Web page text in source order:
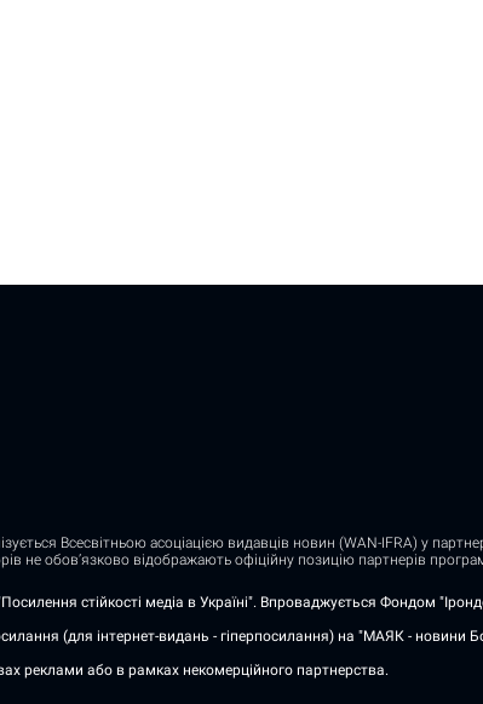
Всесвітньою асоціацією видавців новин (WAN-IFRA) у
не обов’язково відображають офіційну позицію партнерів
стійкості медіа в Україні". Впроваджується Фондом
(для інтернет-видань - гіперпосилання) на "МАЯК - новини
реклами або в рамках некомерційного партнерства.